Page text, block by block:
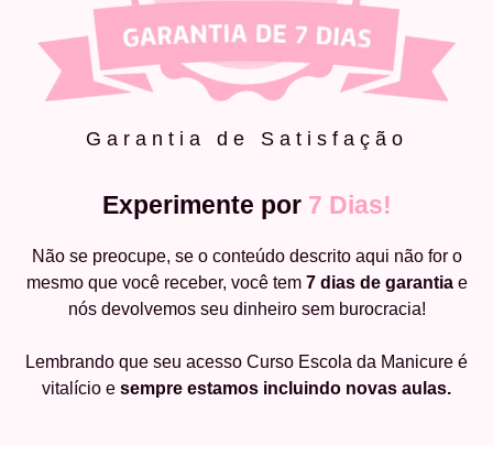
Garantia de Satisfação
Experimente por 7 Dias!
Não se preocupe, se o conteúdo descrito aqui não for o
mesmo que você receber, você tem 7 dias de garantiae
nós devolvemos seu dinheiro sem burocracia!
Lembrando que seu acesso Curso Escola da Manicure é
vitalício e sempre estamos incluindo novas aulas.